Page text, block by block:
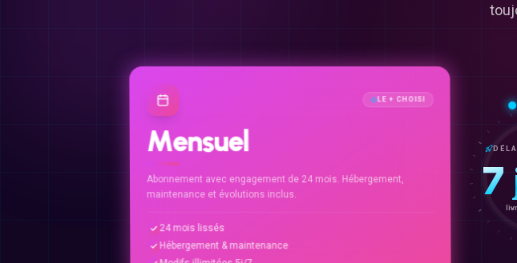
LE + CHOISI
Mensuel
Abonnement avec engagement de 24 mois. Hébergement,
maintenance et évolutions inclus.
24 mois lissés
Hébergement & maintenance
7